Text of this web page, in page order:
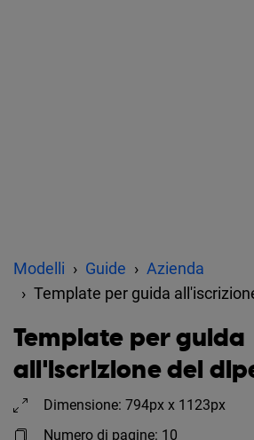
Modelli Guide
Azienda
Template per guida
Template per guida
all'iscrizione dei
Dimensione: 794px x 1123px
Numero di pagine: 10